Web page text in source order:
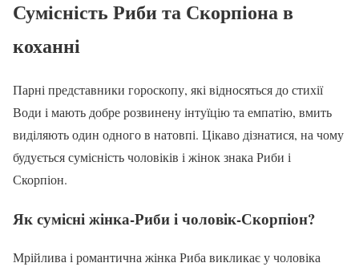
Сумісність Риби та Скорпіона в
коханні
Парні представники гороскопу, які відносяться до стихії
Води і мають добре розвинену інтуїцію та емпатію, вмить
виділяють один одного в натовпі. Цікаво дізнатися, на чому
будується сумісність чоловіків і жінок знака Риби і
Скорпіон.
Як сумісні жінка-Риби і чоловік-Скорпіон?
Мрійлива і романтична жінка Риба викликає у чоловіка